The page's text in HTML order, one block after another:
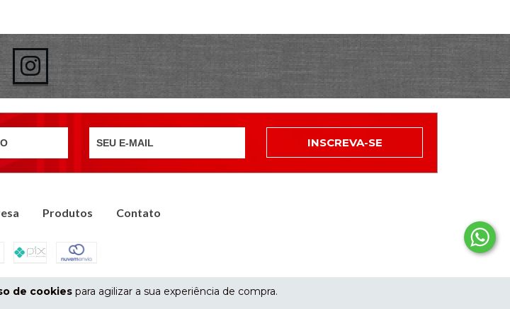
de cookies para agilizar a sua experiência de compra.
Produtos Contato